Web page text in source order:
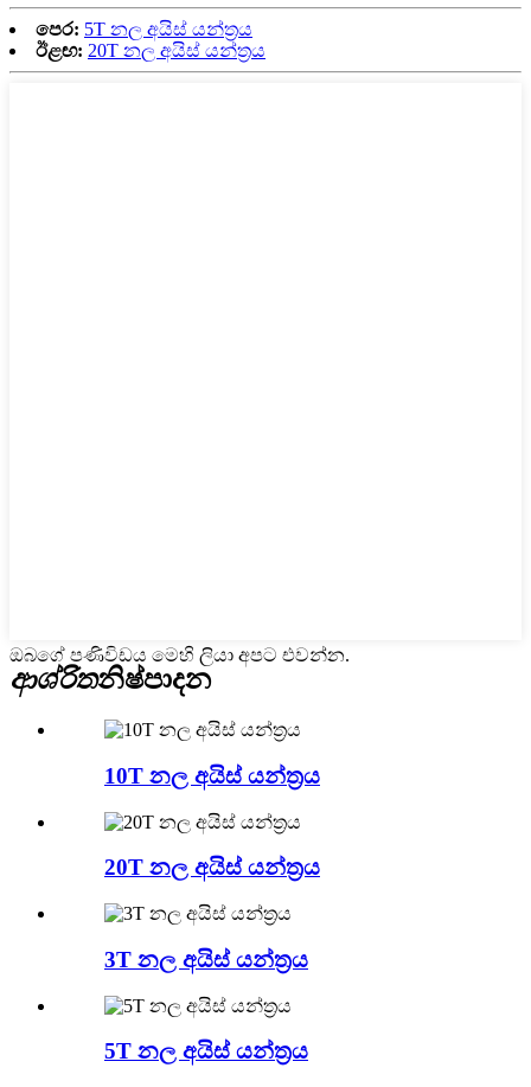
පෙර: 5T නල අයිස් යන්ත්‍රය
ඊළඟ: 20T නල අයිස් යන්ත්‍රය
ඔබගේ පණිවිඩය මෙහි ලියා අපට එවන්න.
ආශ්රිතනිෂ්පාදන
10T නල අයිස් යන්ත්‍රය
20T නල අයිස් යන්ත්‍රය
3T නල අයිස් යන්ත්‍රය
5T නල අයිස් යන්ත්‍රය